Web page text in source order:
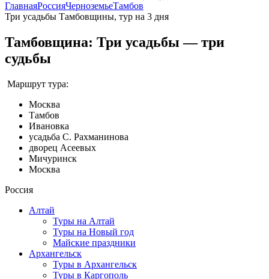
ГлавнаяРоссияЧерноземьеТамбов
Три усадьбы Тамбовщины, тур на 3 дня
Тамбовщина: Три усадьбы — три
судьбы
Маршрут тура:
Москва
Тамбов
Ивановка
усадьба С. Рахманинова
дворец Асеевых
Мичуринск
Москва
Россия
Алтай
Туры на Алтай
Туры на Новый год
Майские праздники
Архангельск
Туры в Архангельск
Туры в Каргополь